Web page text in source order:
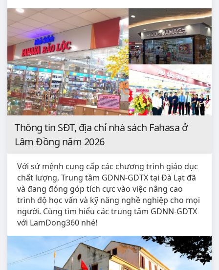
Thông tin SĐT, địa chỉ nhà sách Fahasa ở
Lâm Đồng năm 2026
Với sứ mệnh cung cấp các chương trình giáo dục
chất lượng, Trung tâm GDNN-GDTX tại Đà Lạt đã
và đang đóng góp tích cực vào việc nâng cao
trình độ học vấn và kỹ năng nghề nghiệp cho mọi
người. Cùng tìm hiểu các trung tâm GDNN-GDTX
với LamDong360 nhé!